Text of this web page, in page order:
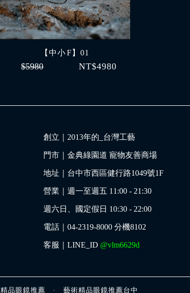
【中小 F】01
$5980 NT$4980
創立｜2013年的_台灣工藝
門市｜金典綠園道 寵物友善商場
地址｜ 台中市西區健行路1049號1F
營業｜週一至週五 11:00 - 21:30
週六日、國定假日 10:30 - 22:00
電話｜04-2319-8000 分機8102
客服｜LINE_ID @vlm6629d
精品眼鏡推薦 · 藝術精品眼鏡推薦台中